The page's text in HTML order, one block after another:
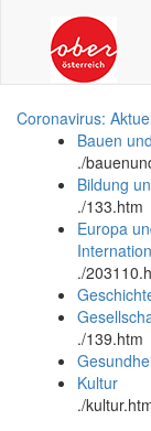
Coronavirus:
Bauen
./
Bildung
./133.htm
Europa
./
./139.htm
Kultur
./